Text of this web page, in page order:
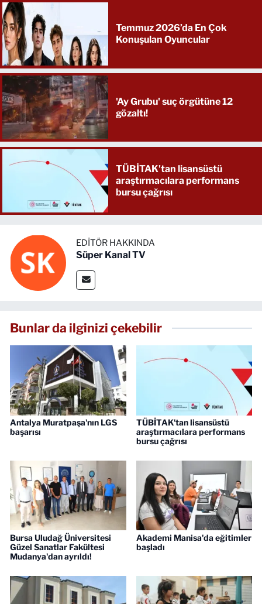
Temmuz 2026’da En Çok
Konuşulan Oyuncular
'Ay Grubu' suç örgütüne 12
gözaltı!
TÜBİTAK'tan lisansüstü
araştırmacılara performans
bursu çağrısı
EDITÖR HAKKINDA
Süper Kanal TV
Bunlar da ilginizi çekebilir
Antalya Muratpaşa'nın LGS
başarısı
TÜBİTAK'tan lisansüstü
araştırmacılara performans
bursu çağrısı
Bursa Uludağ Üniversitesi
Güzel Sanatlar Fakültesi
Mudanya'dan ayrıldı!
Akademi Manisa'da eğitimler
başladı